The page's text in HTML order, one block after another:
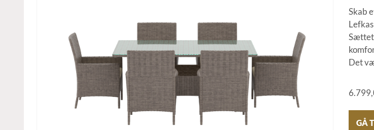
Skab
Sættet
Det
GÅ